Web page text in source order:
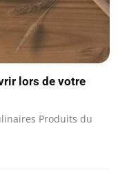
lors de votre
Produits du